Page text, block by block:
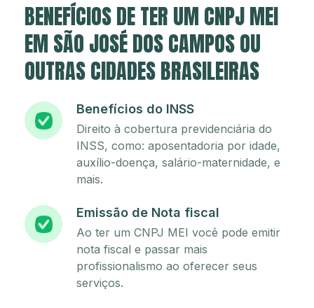
BENEFÍCIOS DE TER UM CNPJ MEI
EM SÃO JOSÉ DOS CAMPOS OU
OUTRAS CIDADES BRASILEIRAS
Benefícios do INSS
Direito à cobertura previdenciária do
INSS, como: aposentadoria por idade,
auxílio-doença, salário-maternidade, e
mais.
Emissão de Nota fiscal
Ao ter um CNPJ MEI você pode emitir
nota fiscal e passar mais
profissionalismo ao oferecer seus
serviços.